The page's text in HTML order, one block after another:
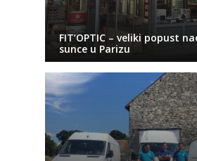
FIT’OPTIC – veliki popust
sunce u Parizu